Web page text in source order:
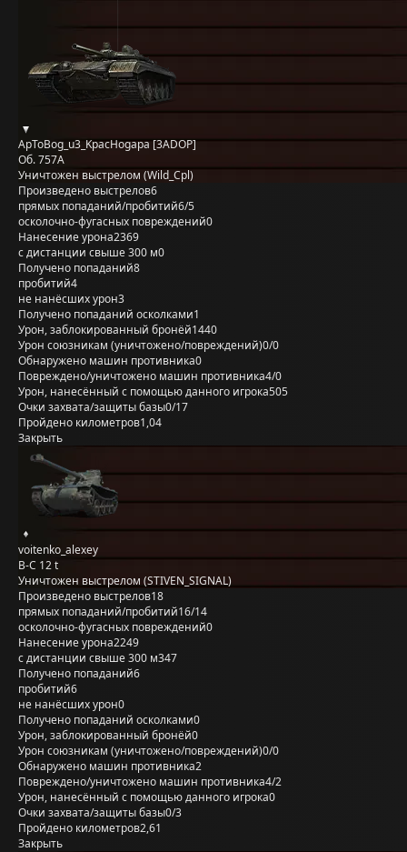
ApToBog_u3_KpacHogapa [3ADOP]
Об. 757А
Уничтожен выстрелом (Wild_Cpl)
Произведено выстрелов6
прямых попаданий/пробитий6/5
осколочно-фугасных повреждений0
Нанесение урона2369
с дистанции свыше 300 м0
Получено попаданий8
пробитий4
не нанёсших урон3
Получено попаданий осколками1
Урон, заблокированный бронёй1440
Урон союзникам (уничтожено/повреждений)0/0
Обнаружено машин противника0
Повреждено/уничтожено машин противника4/0
Урон, нанесённый с помощью данного игрока505
Очки захвата/защиты базы0/17
Пройдено километров1,04
Закрыть
voitenko_alexey
B-C 12 t
Уничтожен выстрелом (STIVEN_SIGNAL)
Произведено выстрелов18
прямых попаданий/пробитий16/14
осколочно-фугасных повреждений0
Нанесение урона2249
с дистанции свыше 300 м347
Получено попаданий6
пробитий6
не нанёсших урон0
Получено попаданий осколками0
Урон, заблокированный бронёй0
Урон союзникам (уничтожено/повреждений)0/0
Обнаружено машин противника2
Повреждено/уничтожено машин противника4/2
Урон, нанесённый с помощью данного игрока0
Очки захвата/защиты базы0/3
Пройдено километров2,61
Закрыть